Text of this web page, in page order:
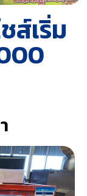
ส์เริ่ม